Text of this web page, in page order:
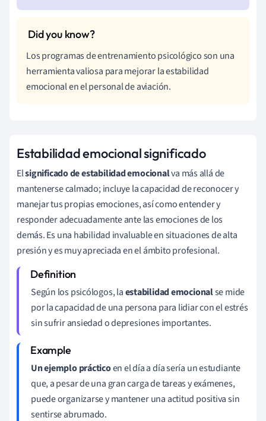
Los programas de entrenamiento psicológico son una
herramienta valiosa para mejorar la estabilidad
emocional en el personal de aviación.
Estabilidad emocional significado
Elsignificado de estabilidad emocionalva más allá de
mantenerse calmado; incluye la capacidad de reconocer y
manejar tus propias emociones, así como entender y
responder adecuadamente ante las emociones de los
demás. Es una habilidad invaluable en situaciones de alta
presión y es muy apreciada en el ámbito profesional.
Según los psicólogos, laestabilidad emocionalse mide
por la capacidad de una persona para lidiar con el estrés
sin sufrir ansiedad o depresiones importantes.
Un ejemplo prácticoen el día a día sería un estudiante
que, a pesar de una gran carga de tareas y exámenes,
puede organizarse y mantener una actitud positiva sin
sentirse abrumado.